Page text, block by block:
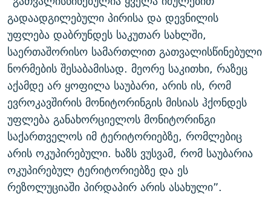
გადაადგილებული პირისა და დევნილის
უფლება დაბრუნდეს საკუთარ სახლში,
საერთაშორისო სამართლით გათვალისწინებული
ნორმების შესაბამისად. მეორე საკითხი, რაზეც
აქამდე არ ყოფილა საუბარი, არის ის, რომ
ევროკავშირის მონიტორინგის მისიას ჰქონდეს
უფლება განახორციელოს მონიტორინგი
საქართველოს იმ ტერიტორიებზე, რომლებიც
არის ოკუპირებული. ხაზს ვუსვამ, რომ საუბარია
ოკუპირებულ ტერიტორიებზე და ეს
რეზოლუციაში პირდაპირ არის ასახული”.